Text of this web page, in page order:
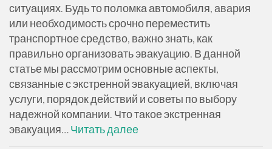
ситуациях. Будь то поломка автомобиля, авария
или необходимость срочно переместить
транспортное средство, важно знать, как
правильно организовать эвакуацию. В данной
статье мы рассмотрим основные аспекты,
связанные с экстренной эвакуацией, включая
услуги, порядок действий и советы по выбору
надежной компании. Что такое экстренная
эвакуация…Читать далее